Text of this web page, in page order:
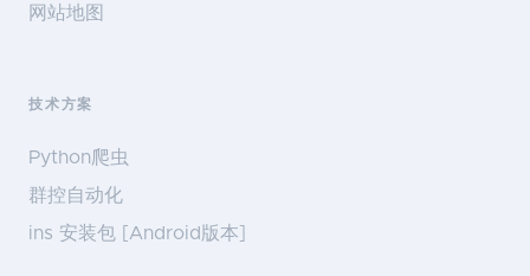
网站地图
技术方案
Python爬虫
群控自动化
ins 安装包 [Android版本]